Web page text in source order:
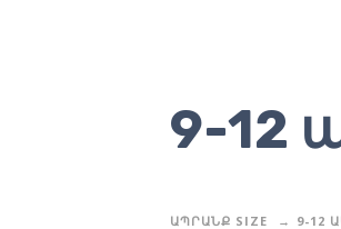
9-12
ԱՊՐԱՆՔ SIZE 9-12